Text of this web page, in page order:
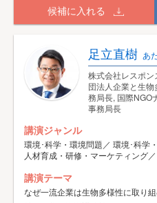
候補に入れる
足立直樹 あ
株式会社レスポ
団法人企業と生
務局長, 国際NGO
事務局長
講演ジャンル
環境･科学・環境問題／ 環境･科学
人材育成・研修・マーケティング
講演テーマ
なぜ一流企業は生物多様性に取り